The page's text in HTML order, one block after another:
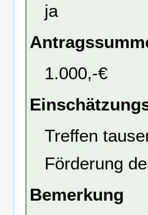
ja
1.000,-€
Treffen
Förderung
Bemerkung